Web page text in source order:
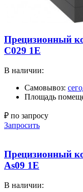
Прецизионный
C029 1E
В наличии:
Самовывоз:
Площадь
₽ по запросу
Запросить
Прецизионный
As09 1E
В наличии: